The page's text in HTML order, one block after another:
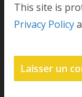
This site is
Privacy Policy